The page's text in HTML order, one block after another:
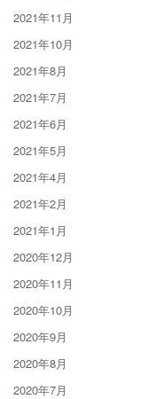
2021年11月
2021年10月
2021年8月
2021年7月
2021年6月
2021年5月
2021年4月
2021年2月
2021年1月
2020年12月
2020年11月
2020年10月
2020年9月
2020年8月
2020年7月